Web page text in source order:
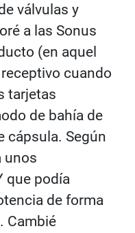
válvulas y
a las Sonus
(en aquel
cuando
tarjetas
de bahía de
cápsula. Según
unos
que podía
de forma
Cambié